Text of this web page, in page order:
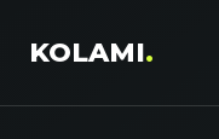
KOLAMI.